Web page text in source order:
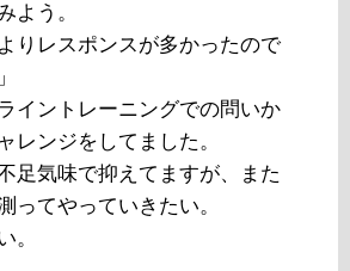
よう。
りレスポンスが多かったので
イントレーニングでの問いか
レンジをしてました。
足気味で抑えてますが、また
ってやっていきたい。
。